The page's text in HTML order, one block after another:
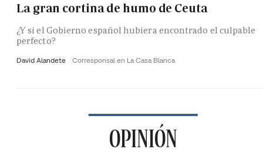
La gran cortina de humo de Ceuta
¿Y si el Gobierno español hubiera encontrado el culpable
perfecto?
David Alandete Corresponsal en La Casa Blanca
OPINIÓN